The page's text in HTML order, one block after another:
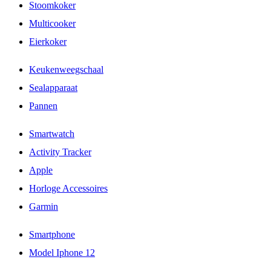
Stoomkoker
Multicooker
Eierkoker
Keukenweegschaal
Sealapparaat
Pannen
Smartwatch
Activity Tracker
Apple
Horloge Accessoires
Garmin
Smartphone
Model Iphone 12